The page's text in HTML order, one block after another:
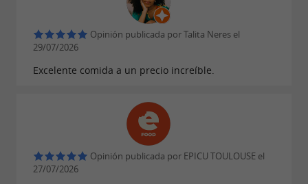
Opinión publicada por Talita Neres el
29/07/2026
Excelente comida a un precio increíble.
Opinión publicada por EPICU TOULOUSE el
27/07/2026